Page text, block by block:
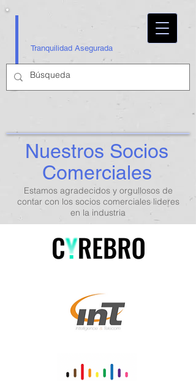
Tranquilidad Asegurada
Nuestros Socios
Comerciales
Estamos agradecidos y orgullosos de
contar con los socios comerciales lideres
en la industria